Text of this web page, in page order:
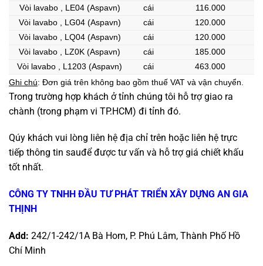
Vòi lavabo , LE04 (Aspavn)
cái
116.000
Vòi lavabo , LG04 (Aspavn)
cái
120.000
Vòi lavabo , LQ04 (Aspavn)
cái
120.000
Vòi lavabo , LZ0K (Aspavn)
cái
185.000
Vòi lavabo , L1203 (Aspavn)
cái
463.000
Ghi chú: Đơn giá trên không bao gồm thuế VAT và vận chuyển.
Trong trường hợp khách ở tỉnh chúng tôi hỗ trợ giao ra
chành (trong phạm vi TP.HCM) đi tỉnh đó.
Qúy khách vui lòng liên hệ địa chỉ trên hoặc liên hệ trực
tiếp thông tin sauđể được tư vấn và hỗ trợ giá chiết khấu
tốt nhất.
CÔNG TY TNHH ĐẦU TƯ PHÁT TRIỂN XÂY DỰNG AN GIA
THỊNH
Add: 242/1-242/1A Bà Hom, P. Phú Lâm, Thành Phố Hồ
Chí Minh